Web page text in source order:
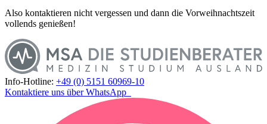
Also kontaktieren nicht vergessen und dann die Vorweihnachtszeit
vollends genießen!
Info-Hotline: +49 (0) 5151 60969-10
Kontaktiere uns über WhatsApp